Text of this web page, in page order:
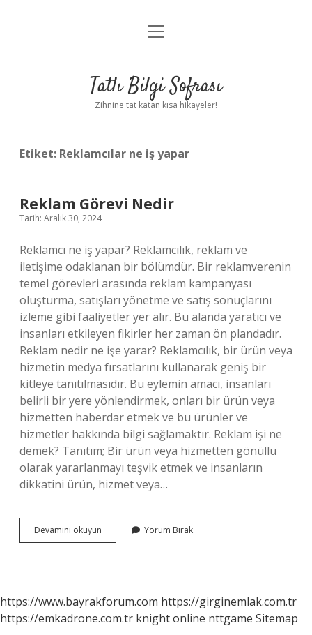
Anasayfa
Yasal Uyarı
menüyü
Tatlı Bilgi Sofrası
Zihnine tat katan kısa hikayeler!
Etiket: Reklamcılar ne iş yapar
Reklam Görevi Nedir
Tarih: Aralık 30, 2024
Reklamcı ne iş yapar? Reklamcılık, reklam ve
iletişime odaklanan bir bölümdür. Bir reklamverenin
temel görevleri arasında reklam kampanyası
oluşturma, satışları yönetme ve satış sonuçlarını
izleme gibi faaliyetler yer alır. Bu alanda yaratıcı ve
insanları etkileyen fikirler her zaman ön plandadır.
Reklam nedir ne işe yarar? Reklamcılık, bir ürün veya
hizmetin medya fırsatlarını kullanarak geniş bir
kitleye tanıtılmasıdır. Bu eylemin amacı, insanları
belirli bir yere yönlendirmek, onları bir ürün veya
hizmetten haberdar etmek ve bu ürünler ve
hizmetler hakkında bilgi sağlamaktır. Reklam işi ne
demek? Tanıtım; Bir ürün veya hizmetten gönüllü
olarak yararlanmayı teşvik etmek ve insanların
dikkatini ürün, hizmet veya…
Devamını okuyun
Görevi
Yorum Bırak
https://www.bayrakforum.com https://girginemlak.com.tr
https://emkadrone.com.tr knight online nttgame Sitemap